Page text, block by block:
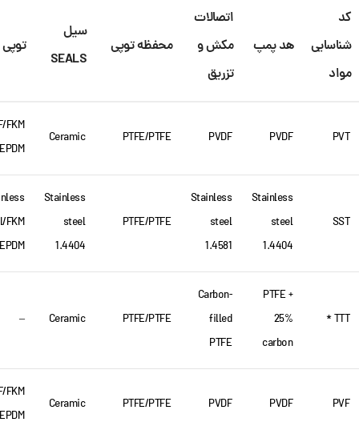
کد
شناسایی
مواد
هد پمپ
اتصالات
مکش و
تزریق
محفظه توپی
سیل
SEALS
توپی
PVT
PVDF
PVDF
PTFE/PTFE
Ceramic
FKM
SST
Stainless
steel
1.4404
Stainless
steel
1.4581
PTFE/PTFE
Stainless
steel
1.4404
FKM
TTT *
PTFE +
25%
carbon
Carbon-
filled
PTFE
PTFE/PTFE
Ceramic
–
PVF
PVDF
PVDF
PTFE/PTFE
Ceramic
FKM